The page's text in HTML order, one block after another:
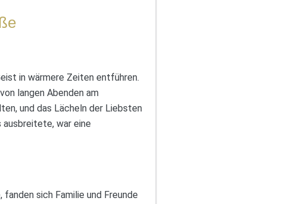
in wärmere Zeiten entführen.
langen Abenden am
und das Lächeln der Liebsten
ausbreitete, war eine
sich Familie und Freunde